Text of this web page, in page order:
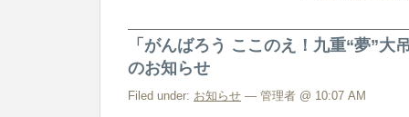
「がんばろう ここのえ！九重“夢”大
のお知らせ
Filed under: お知らせ — 管理者 @ 10:07 AM